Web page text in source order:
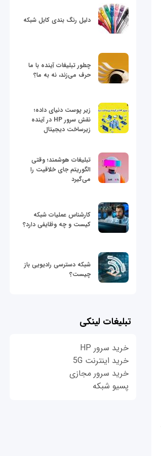
دلیل رنگ بندی کابل شبکه
چطور تبلیغات آینده با ما
حرف می‌زند، نه به ما؟
زیر پوست دنیای داده؛
نقش سرور HP در آینده
زیرساخت دیجیتال
تبلیغات هوشمند؛ وقتی
الگوریتم جای خلاقیت را
می‌گیرد
کارشناس عملیات شبکه
کیست و چه وظایفی دارد؟
شبکه دسترسی رادیویی باز
چیست؟
تبلیغات لینکی
خرید سرور HP
خرید اینترنت 5G
خرید سرور مجازی
پسیو شبکه